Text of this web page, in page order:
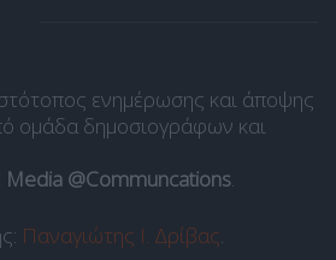
ενημέρωσης και άποψης
ομάδα δημοσιογράφων και
Media @Communcations.
Παναγιώτης Ι. Δρίβας.